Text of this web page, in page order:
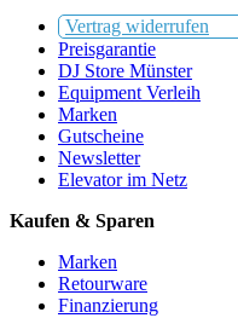
Vertrag widerrufen
Preisgarantie
DJ Store Münster
Equipment Verleih
Marken
Gutscheine
Newsletter
Elevator im Netz
Kaufen & Sparen
Marken
Retourware
Finanzierung